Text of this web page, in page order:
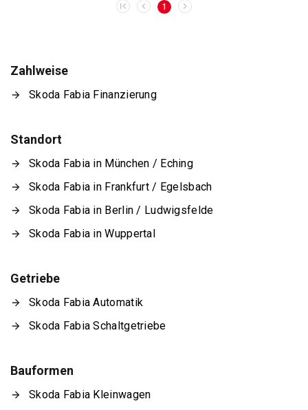
1
Zahlweise
Skoda Fabia Finanzierung
Standort
Skoda Fabia in München / Eching
Skoda Fabia in Frankfurt / Egelsbach
Skoda Fabia in Berlin / Ludwigsfelde
Skoda Fabia in Wuppertal
Getriebe
Skoda Fabia Automatik
Skoda Fabia Schaltgetriebe
Bauformen
Skoda Fabia Kleinwagen